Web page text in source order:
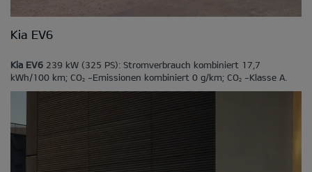
Kia EV6
Kia EV6 239 kW (325 PS): Stromverbrauch kombiniert 17,7
kWh/100 km; CO2 -Emissionen kombiniert 0 g/km; CO2 -Klasse A.